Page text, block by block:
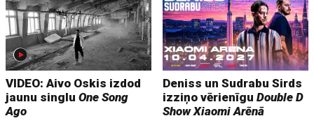
VIDEO: Aivo Oskis izdod
jaunu singluOne Song
Ago
Deniss un Sudrabu Sirds
izziņo vērienīguDouble D
Show Xiaomi Arēnā